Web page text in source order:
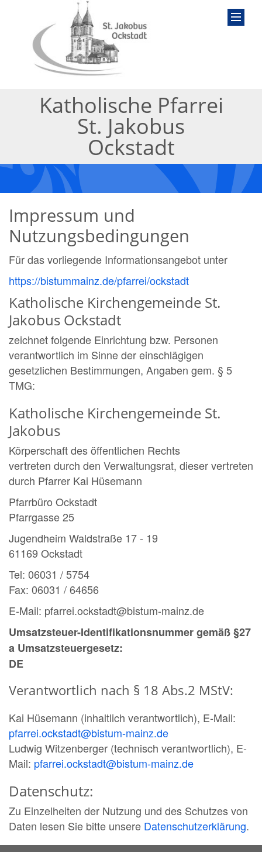
Katholische Pfarrei
St. Jakobus
Ockstadt
Impressum und
Nutzungsbedingungen
Für das vorliegende Informationsangebot unter
https://bistummainz.de/pfarrei/ockstadt
Katholische Kirchengemeinde St.
Jakobus Ockstadt
zeichnet folgende Einrichtung bzw. Personen
verantwortlich im Sinne der einschlägigen
gesetzlichen Bestimmungen, Angaben gem. § 5
TMG:
Katholische Kirchengemeinde St.
Jakobus
Körperschaft des öffentlichen Rechts
vertreten durch den Verwaltungsrat, dieser vertreten
durch Pfarrer Kai Hüsemann
Pfarrbüro Ockstadt
Pfarrgasse 25
Jugendheim Waldstraße 17 - 19
61169 Ockstadt
Tel: 06031 / 5754
Fax: 06031 / 64656
E-Mail: pfarrei.ockstadt@bistum-mainz.de
Umsatzsteuer-Identifikationsnummer gemäß §27
a Umsatzsteuergesetz:
DE
Verantwortlich nach § 18 Abs.2 MStV:
Kai Hüsemann (inhaltlich verantwortlich), E-Mail:
pfarrei.ockstadt@bistum-mainz.de
Ludwig Witzenberger (technisch verantwortlich), E-
Mail: pfarrei.ockstadt@bistum-mainz.de
Datenschutz:
Zu Einzelheiten der Nutzung und des Schutzes von
Daten lesen Sie bitte unsere Datenschutzerklärung.